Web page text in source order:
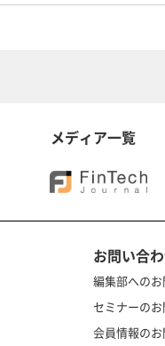
メディア一覧
お問い合
編集部への
セミナーの
会員情報の